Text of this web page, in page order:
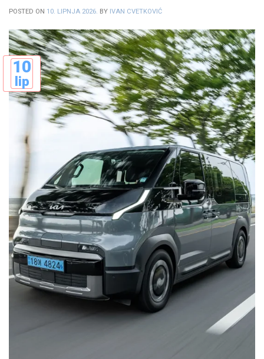
POSTED ON 10. LIPNJA 2026. BY IVAN CVETKOVIĆ
10
lip